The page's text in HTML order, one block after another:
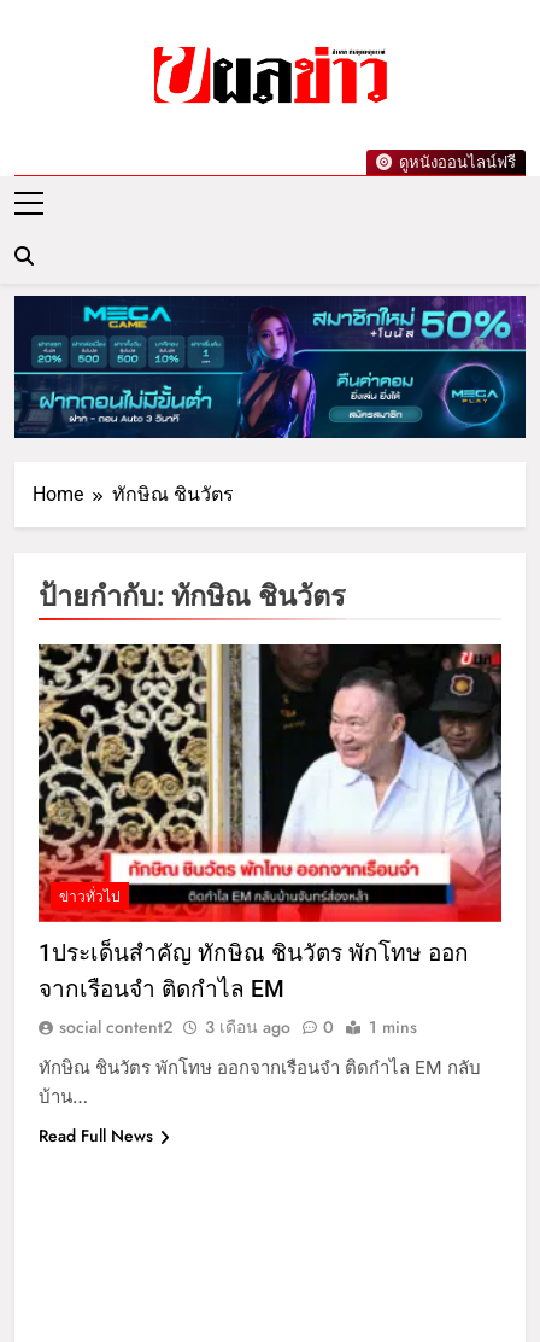
ผลข่าว.com
ดารา ข่าวกีฬารอบโลก เลขเด็ดหวยดัง ตรวจ
ดูหนังออนไลน์ฟรี
Home ทักษิณ ชินวัตร
ป้ายกำกับ: ทักษิณ ชินวัตร
ข่าวทั่วไป
1ประเด็นสำคัญ ทักษิณ ชินวัตร พักโทษ ออก
จากเรือนจำ ติดกำไล EM
social content2 3 เดือน ago 0 1 mins
ทักษิณ ชินวัตร พักโทษ ออกจากเรือนจำ ติดกำไล EM กลับ
บ้าน…
Read Full News